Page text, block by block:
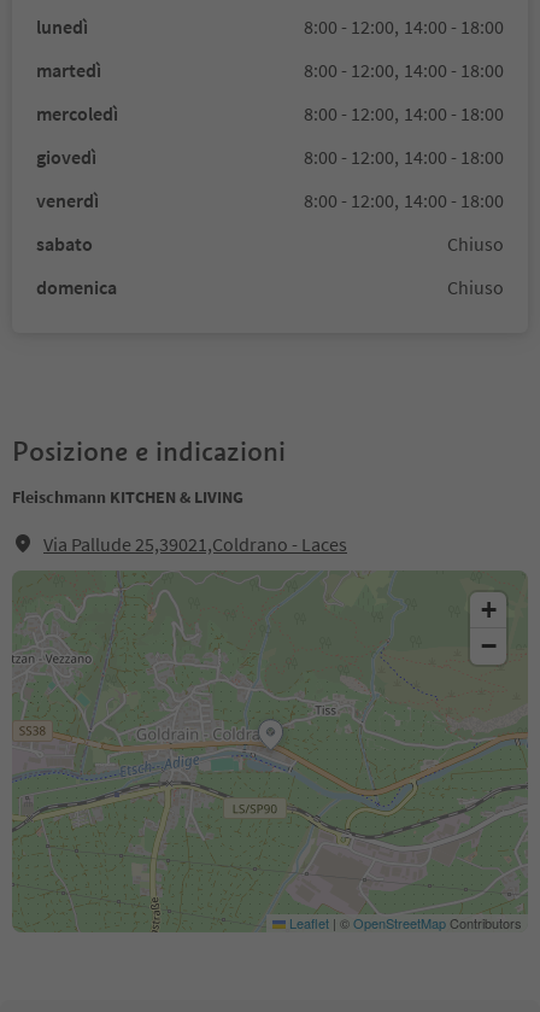
lunedì 8:00 - 12:00, 14:00 - 18:00
martedì
8:00 - 12:00, 14:00 - 18:00
mercoledì
8:00 - 12:00, 14:00 - 18:00
giovedì
8:00 - 12:00, 14:00 - 18:00
venerdì
8:00 - 12:00, 14:00 - 18:00
sabato
Chiuso
domenica
Chiuso
Posizione e indicazioni
Fleischmann KITCHEN & LIVING
Via Pallude 25,39021,Coldrano - Laces
+
−
Leaflet | ©OpenStreetMapContributors